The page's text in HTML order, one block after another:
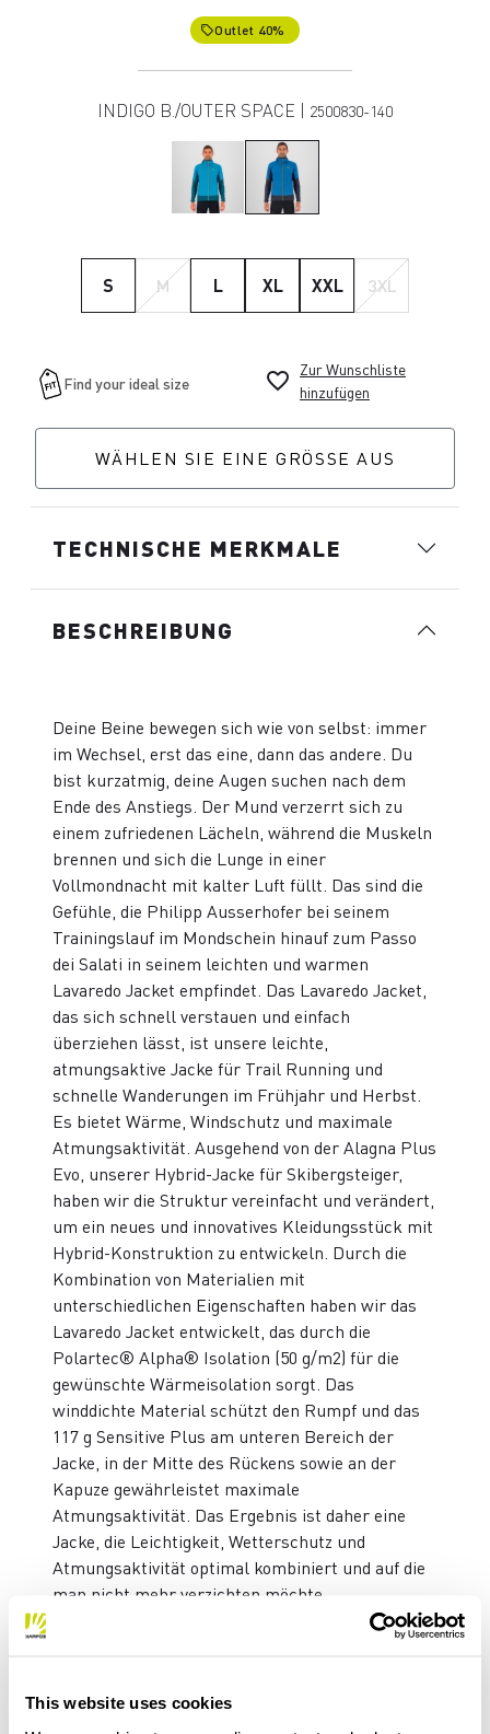
This website uses cookies
local_offerOutlet 40%
INDIGO B./OUTER SPACE | 2500830-140
S M L XL XXL 3XL
favorite_border
Zur Wunschliste
hinzufügen
WÄHLEN SIE EINE GRÖSSE AUS
TECHNISCHE MERKMALE
BESCHREIBUNG
Deine Beine bewegen sich wie von selbst: immer
im Wechsel, erst das eine, dann das andere. Du
bist kurzatmig, deine Augen suchen nach dem
Ende des Anstiegs. Der Mund verzerrt sich zu
einem zufriedenen Lächeln, während die Muskeln
brennen und sich die Lunge in einer
Vollmondnacht mit kalter Luft füllt. Das sind die
Gefühle, die Philipp Ausserhofer bei seinem
Trainingslauf im Mondschein hinauf zum Passo
dei Salati in seinem leichten und warmen
Lavaredo Jacket empfindet. Das Lavaredo Jacket,
das sich schnell verstauen und einfach
überziehen lässt, ist unsere leichte,
atmungsaktive Jacke für Trail Running und
schnelle Wanderungen im Frühjahr und Herbst.
Es bietet Wärme, Windschutz und maximale
Atmungsaktivität. Ausgehend von der Alagna Plus
Evo, unserer Hybrid-Jacke für Skibergsteiger,
haben wir die Struktur vereinfacht und verändert,
um ein neues und innovatives Kleidungsstück mit
Hybrid-Konstruktion zu entwickeln. Durch die
Kombination von Materialien mit
unterschiedlichen Eigenschaften haben wir das
Lavaredo Jacket entwickelt, das durch die
Polartec® Alpha® Isolation (50 g/m2) für die
gewünschte Wärmeisolation sorgt. Das
winddichte Material schützt den Rumpf und das
117 g Sensitive Plus am unteren Bereich der
Jacke, in der Mitte des Rückens sowie an der
Kapuze gewährleistet maximale
Atmungsaktivität. Das Ergebnis ist daher eine
Jacke, die Leichtigkeit, Wetterschutz und
Atmungsaktivität optimal kombiniert und auf die
man nicht mehr verzichten möchte.
PRODUKTMERKMALE